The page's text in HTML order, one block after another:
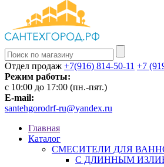
Отдел продаж +7(916) 814-50-11 +7
Режим работы:
c 10:00 до 17:00 (пн.-пят.)
E-mail:
santehgorodrf-ru@yandex.ru
Главная
Каталог
СМЕСИТЕЛИ ДЛЯ
С ДЛИННЫМ